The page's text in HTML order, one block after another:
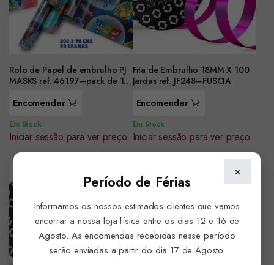
Rolo de Papel de embrulho PJ
MASKS ref. 46197–pack de 10
Encomendar
Em Stock
Iniciar sessão para ver preço
Fita de Embrulho 18MM X 100
Jardas ref. JF248–FUSCIA
Encomendar
Em Stock
Iniciar sessão para ver preço
×
Período de Férias
Informamos os nossos estimados clientes que vamos
encerrar a nossa loja física entre os dias 12 e 16 de
Agosto. As encomendas recebidas nesse período
serão enviadas a partir do dia 17 de Agosto.